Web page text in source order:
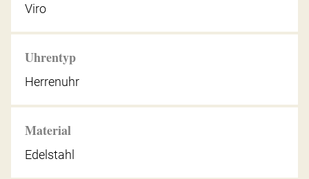
Viro
Uhrentyp
Herrenuhr
Material
Edelstahl